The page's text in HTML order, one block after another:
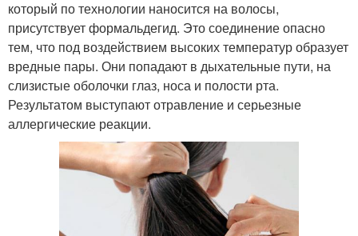
который по технологии наносится на волосы,
присутствует формальдегид. Это соединение опасно
тем, что под воздействием высоких температур образует
вредные пары. Они попадают в дыхательные пути, на
слизистые оболочки глаз, носа и полости рта.
Результатом выступают отравление и серьезные
аллергические реакции.